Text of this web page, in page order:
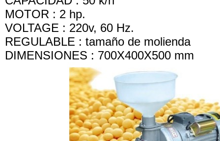
MOTOR : 2 hp.
VOLTAGE : 220v, 60 Hz.
REGULABLE : tamaño de molienda
DIMENSIONES : 700X400X500 mm